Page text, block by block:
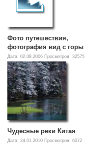
Фото путешествия,
фотография вид с горы
Дата: 02.08.2006 Просмотров: 32575
Чудесные реки Китая
Дата: 24.01.2010 Просмотров: 6072